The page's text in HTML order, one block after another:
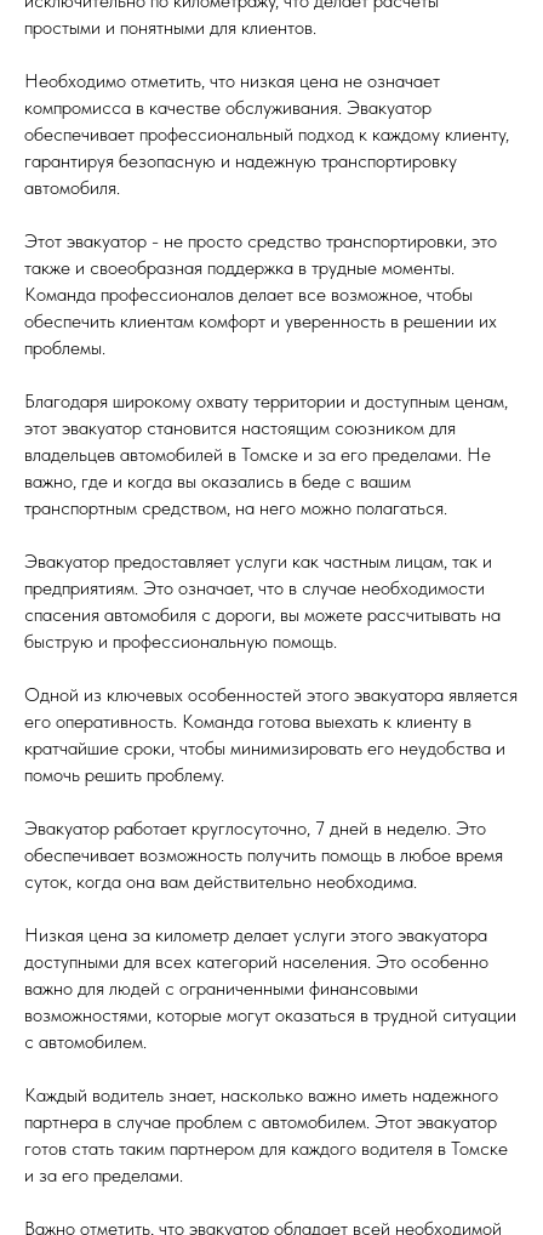
простыми и понятными для клиентов.
Необходимо отметить, что низкая цена не означает
компромисса в качестве обслуживания. Эвакуатор
обеспечивает профессиональный подход к каждому клиенту,
гарантируя безопасную и надежную транспортировку
автомобиля.
Этот эвакуатор - не просто средство транспортировки, это
также и своеобразная поддержка в трудные моменты.
Команда профессионалов делает все возможное, чтобы
обеспечить клиентам комфорт и уверенность в решении их
проблемы.
Благодаря широкому охвату территории и доступным ценам,
этот эвакуатор становится настоящим союзником для
владельцев автомобилей в Томске и за его пределами. Не
важно, где и когда вы оказались в беде с вашим
транспортным средством, на него можно полагаться.
Эвакуатор предоставляет услуги как частным лицам, так и
предприятиям. Это означает, что в случае необходимости
спасения автомобиля с дороги, вы можете рассчитывать на
быструю и профессиональную помощь.
Одной из ключевых особенностей этого эвакуатора является
его оперативность. Команда готова выехать к клиенту в
кратчайшие сроки, чтобы минимизировать его неудобства и
помочь решить проблему.
Эвакуатор работает круглосуточно, 7 дней в неделю. Это
обеспечивает возможность получить помощь в любое время
суток, когда она вам действительно необходима.
Низкая цена за километр делает услуги этого эвакуатора
доступными для всех категорий населения. Это особенно
важно для людей с ограниченными финансовыми
возможностями, которые могут оказаться в трудной ситуации
с автомобилем.
Каждый водитель знает, насколько важно иметь надежного
партнера в случае проблем с автомобилем. Этот эвакуатор
готов стать таким партнером для каждого водителя в Томске
и за его пределами.
Важно отметить, что эвакуатор обладает всей необходимой